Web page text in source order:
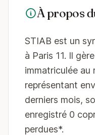
À propos
STIAB est un
à Paris 11. Il
immatriculée au
représentant
derniers mois,
enregistré 0
perdues*.